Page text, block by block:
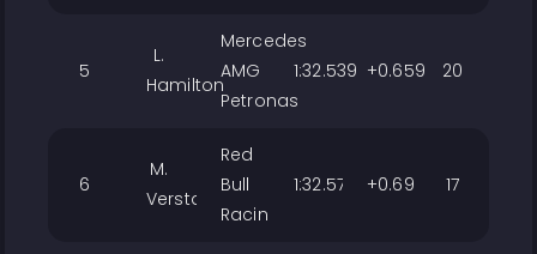
5
L.
Hamilton
Mercedes
AMG
Petronas
1:32.539 +0.659 20
6
M.
Verstappen
Red
Bull
Racing
1:32.579 +0.699 17